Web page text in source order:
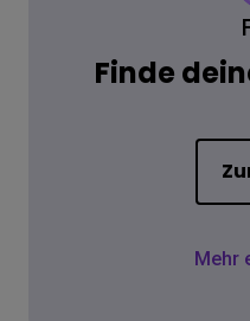
Finde
Mehr